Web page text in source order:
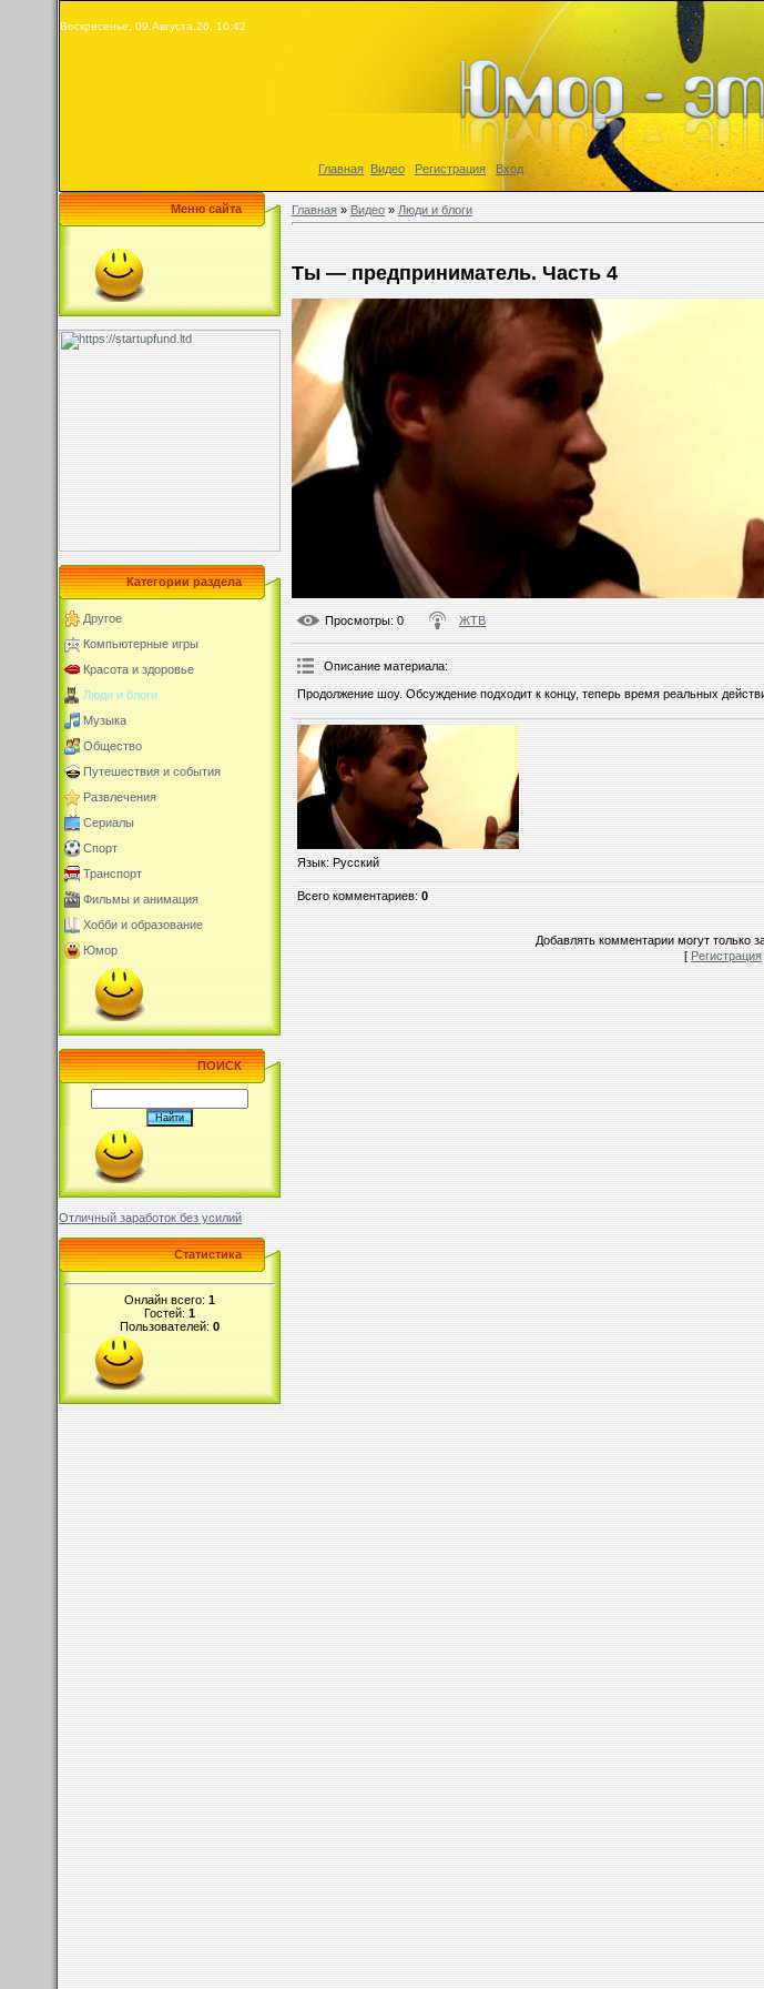
Воскресенье, 09.Августа.26, 16:42
Главная Видео Регистрация Вход
Меню сайта
Категории раздела
Другое
Компьютерные игры
Красота и здоровье
Люди и блоги
Музыка
Общество
Путешествия и события
Развлечения
Сериалы
Спорт
Транспорт
Фильмы и анимация
Хобби и образование
Юмор
ПОИСК
Отличный заработок без усилий
Статистика
Онлайн всего: 1
Гостей: 1
Пользователей: 0
Главная»Видео»Люди и блоги
Ты — предприниматель. Часть 4
Просмотры: 0 ЖТВ
Описание материала:
Продолжение шоу. Обсуждение подходит к концу, теперь время реальных
Язык: Русский
Всего комментариев:0
Добавлять комментарии могут только
[Регистрация